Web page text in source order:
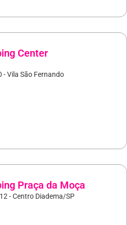
Center
- Vila São Fernando
Praça da Moça
- Centro Diadema/SP